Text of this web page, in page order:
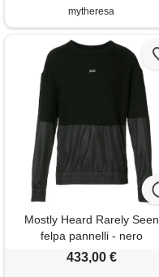
mytheresa
Mostly Heard Rarely Seen
felpa pannelli - nero
433,00 €